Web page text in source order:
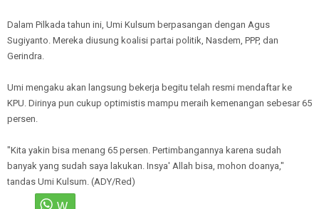
Dalam Pilkada tahun ini, Umi Kulsum berpasangan dengan Agus
Sugiyanto. Mereka diusung koalisi partai politik, Nasdem, PPP, dan
Gerindra.
Umi mengaku akan langsung bekerja begitu telah resmi mendaftar ke
KPU. Dirinya pun cukup optimistis mampu meraih kemenangan sebesar 65
persen.
"Kita yakin bisa menang 65 persen. Pertimbangannya karena sudah
banyak yang sudah saya lakukan. Insya' Allah bisa, mohon doanya,"
tandas Umi Kulsum. (ADY/Red)